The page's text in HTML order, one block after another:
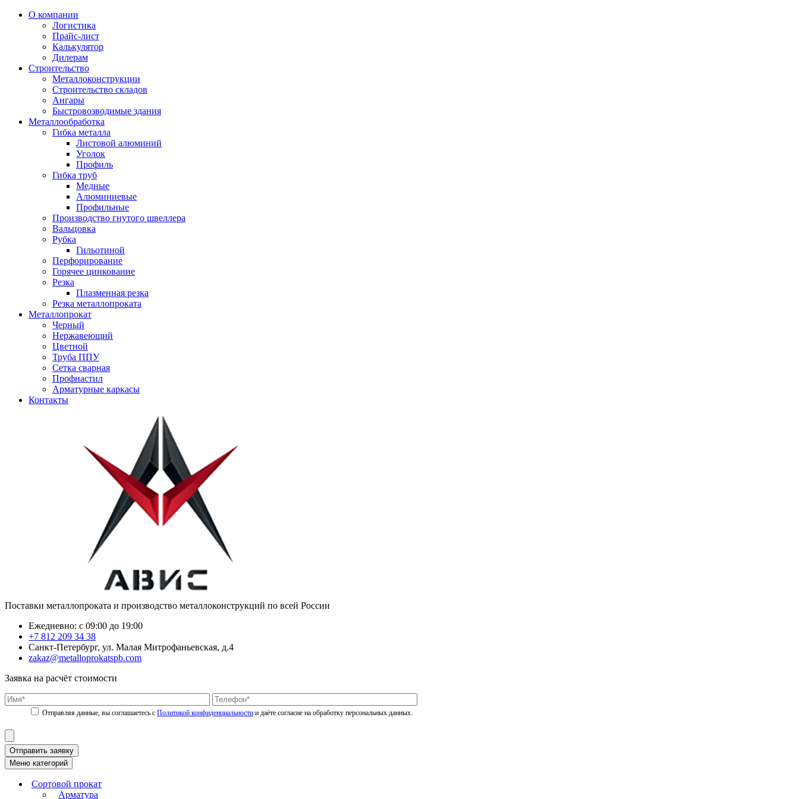
О компании
Логистика
Прайс-лист
Калькулятор
Дилерам
Строительство
Металлоконструкции
Строительство складов
Ангары
Быстровозводимые здания
Металлообработка
Гибка металла
Листовой алюминий
Уголок
Профиль
Гибка труб
Медные
Алюминиевые
Профильные
Производство гнутого швеллера
Вальцовка
Рубка
Гильотиной
Перфорирование
Горячее цинкование
Резка
Плазменная резка
Резка металлопроката
Металлопрокат
Черный
Нержавеющий
Цветной
Труба ППУ
Сетка сварная
Профнастил
Арматурные каркасы
Контакты
Поставки металлопроката и производство металлоконструкций по всей России
Ежедневно: с 09:00 до 19:00
+7 812 209 34 38
Санкт-Петербург, ул. Малая Митрофаньевская, д.4
zakaz@metalloprokatspb.com
Заявка на расчёт стоимости
Политикой конфиденциальности
Отправить заявку
Меню категорий
Сортовой прокат
Арматура